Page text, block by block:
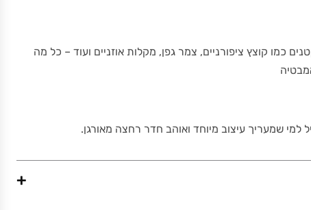
כמו קוצץ ציפורניים, צמר גפן, מקלות אוזניים ועוד – כל מה
למי שמעריך עיצוב מיוחד ואוהב חדר רחצה מאורגן.
+